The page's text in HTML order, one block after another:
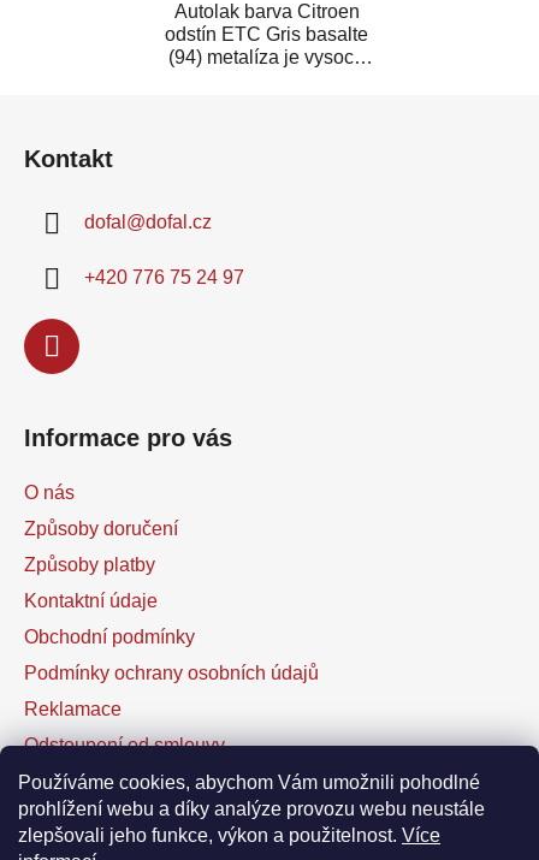
Používáme cookies, abychom Vám umožnili pohodlné
prohlížení webu a díky analýze provozu webu neustále
zlepšovali jeho funkce, výkon a použitelnost. Více
Autolak barva Citroen
odstín ETC Gris basalte
(94) metalíza je vysoce
Kontakt
dofal @dofal.cz
+420 776 75 24 97
Informace pro vás
O nás
Způsoby doručení
Způsoby platby
Kontaktní údaje
Obchodní podmínky
Podmínky ochrany osobních údajů
Reklamace
Odstoupení od smlouvy
Kontaktní formulář